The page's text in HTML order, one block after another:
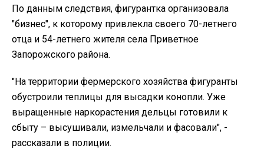
По данным следствия, фигурантка организовала
"бизнес", к которому привлекла своего 70-летнего
отца и 54-летнего жителя села Приветное
Запорожского района.
"На территории фермерского хозяйства фигуранты
обустроили теплицы для высадки конопли. Уже
выращенные наркорастения дельцы готовили к
сбыту – высушивали, измельчали и фасовали", -
рассказали в полиции.